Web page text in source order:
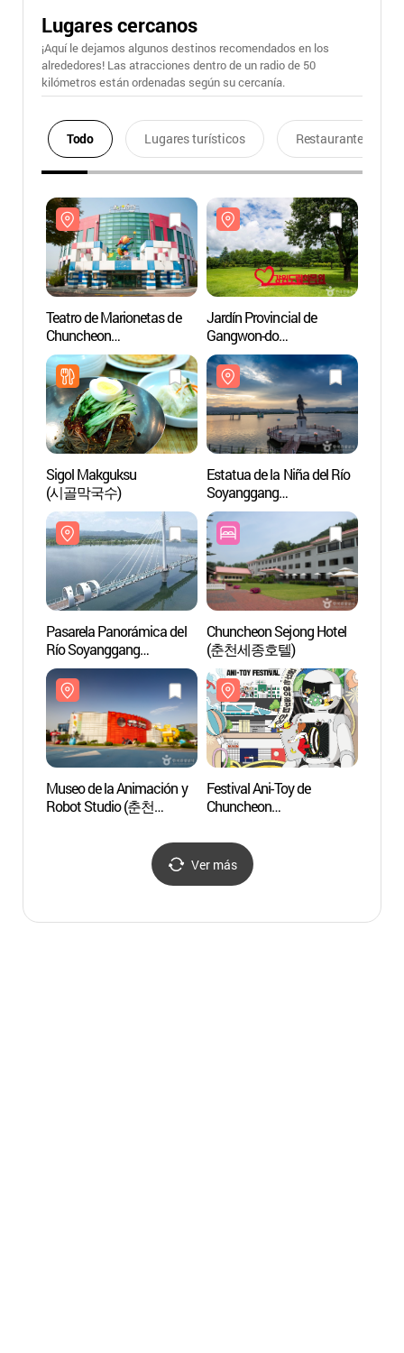
Lugares cercanos
¡Aquí le dejamos algunos destinos recomendados en los
alrededores! Las atracciones dentro de un radio de 50
kilómetros están ordenadas según su cercanía.
Todo Lugares turísticos Restaurantes
Teatro de Marionetas de
Chuncheon
(춘천인형극장)
Jardín Provincial de
Gangwon-do
(강원특별자치도립화목
원)
Sigol Makguksu
(시골막국수)
Estatua de la Niña del Río
Soyanggang
(소양강처녀상)
Pasarela Panorámica del
Río Soyanggang
(소양강스카이워크)
Chuncheon Sejong Hotel
(춘천세종호텔)
Museo de la Animación y
Robot Studio (춘천
Festival Ani-Toy de
Chuncheon
Ver más